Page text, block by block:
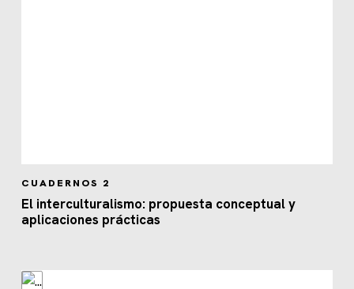
CUADERNOS 2
El interculturalismo: propuesta conceptual y
aplicaciones prácticas